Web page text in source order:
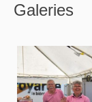
Galeries